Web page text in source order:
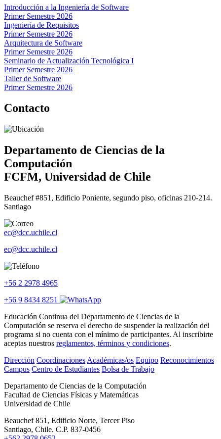
Introducción a la Ingeniería de Software
Primer Semestre 2026
Ingeniería de Requisitos
Primer Semestre 2026
Arquitectura de Software
Primer Semestre 2026
Seminario de Actualización Tecnológica I
Primer Semestre 2026
Taller de Software
Primer Semestre 2026
Contacto
Departamento de Ciencias de la
Computación
FCFM, Universidad de Chile
Beauchef #851, Edificio Poniente, segundo piso, oficinas 210-214.
Santiago
ec@dcc.uchile.cl
ec@dcc.uchile.cl
+56 2 2978 4965
+56 9 8434 8251
Educación Continua del Departamento de Ciencias de la
Computación se reserva el derecho de suspender la realización del
programa si no cuenta con el mínimo de participantes. Al inscribirte
aceptas nuestros reglamentos, términos y condiciones.
Dirección Coordinaciones Académicas/os Equipo Reconocimientos
Campus Centro de Estudiantes Bolsa de Trabajo
Departamento de Ciencias de la Computación
Facultad de Ciencias Físicas y Matemáticas
Universidad de Chile
Beauchef 851, Edificio Norte, Tercer Piso
Santiago, Chile. C.P. 837-0456